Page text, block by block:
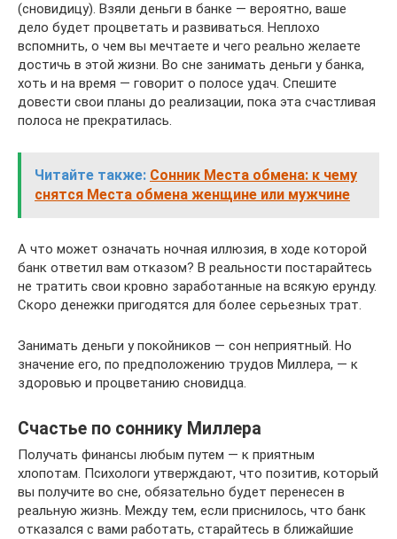
(сновидицу). Взяли деньги в банке — вероятно, ваше
дело будет процветать и развиваться. Неплохо
вспомнить, о чем вы мечтаете и чего реально желаете
достичь в этой жизни. Во сне занимать деньги у банка,
хоть и на время — говорит о полосе удач. Спешите
довести свои планы до реализации, пока эта счастливая
полоса не прекратилась.
Читайте также: Сонник Места обмена: к чему
снятся Места обмена женщине или мужчине
А что может означать ночная иллюзия, в ходе которой
банк ответил вам отказом? В реальности постарайтесь
не тратить свои кровно заработанные на всякую ерунду.
Скоро денежки пригодятся для более серьезных трат.
Занимать деньги у покойников — сон неприятный. Но
значение его, по предположению трудов Миллера, — к
здоровью и процветанию сновидца.
Счастье по соннику Миллера
Получать финансы любым путем — к приятным
хлопотам. Психологи утверждают, что позитив, который
вы получите во сне, обязательно будет перенесен в
реальную жизнь. Между тем, если приснилось, что банк
отказался с вами работать, старайтесь в ближайшие